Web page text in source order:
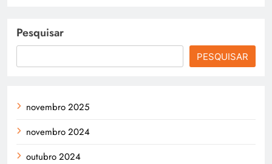
Pesquisar
PESQUISAR
novembro 2025
novembro 2024
outubro 2024